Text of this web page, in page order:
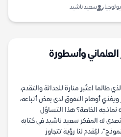
سعيد ناشيد
العلماني وأسطورة
طالما اعتُبر منارة للحداثة والتقدم،
أوهام التفوق لدى بعض أتباعه،
نماذجه الخاصة؟ هذا التساؤل
له المفكر سعيد ناشيد في كتابه
ليُقدم لنا رؤية تتجاوز